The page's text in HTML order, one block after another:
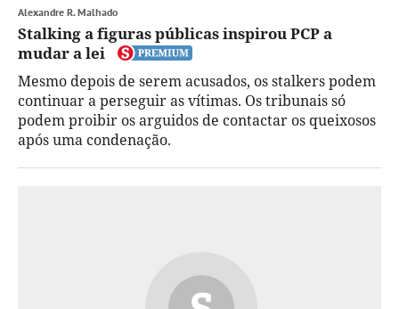
Alexandre R. Malhado
Stalking a figuras públicas inspirou PCP a
mudar a lei
Mesmo depois de serem acusados, os stalkers podem
continuar a perseguir as vítimas. Os tribunais só
podem proibir os arguidos de contactar os queixosos
após uma condenação.